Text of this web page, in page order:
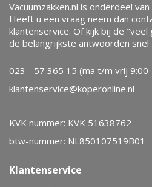
Vacuumzakken.nl is onderdeel
Heeft u een vraag neem dan
klantenservice. Of kijk bij de
de belangrijkste antwoorden
023 - 57 365 15 (ma t/m vrij
klantenservice@koperonline.nl
KVK nummer: KVK 51638762
btw-nummer: NL850107519B01
Klantenservice